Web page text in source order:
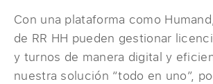
Con una plataforma como
de RR HH pueden gestionar
y turnos de manera digital y
nuestra solución “todo en uno”,